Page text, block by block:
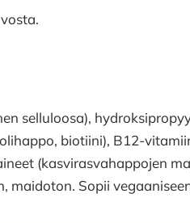
selluloosa),
biotiini), B12-
(kasvirasvahappojen
maidoton. Sopii